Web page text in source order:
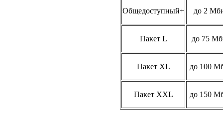
Общедоступный+ до 2
Пакет L до 75
Пакет XL до 100
Пакет XXL до 150